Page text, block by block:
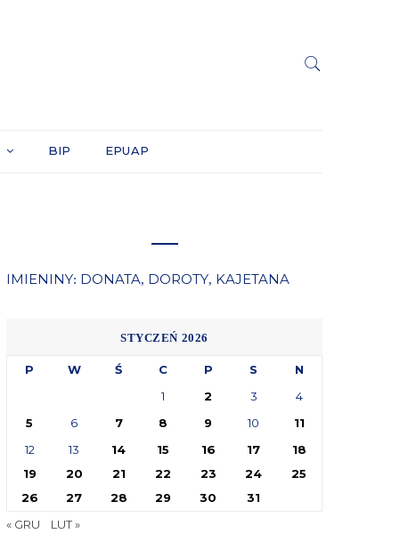
BIP EPUAP
IMIENINY: DONATA, DOROTY, KAJETANA
STYCZEŃ 2026
P W Ś C P S
N
1
2 3
4
5
6 7 8 9 10
11
12
13 14 15 16 17
18
19
20 21 22 23 24
25
26
27 28 29 30
31
« GRU
LUT »